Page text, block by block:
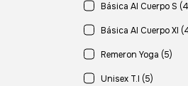
Básica Al Cuerpo S
Básica Al Cuerpo Xl
Remeron Yoga (5)
Unisex T.l (5)